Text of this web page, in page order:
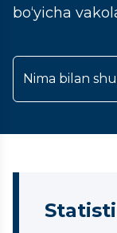
bo‘yicha
Nima bilan